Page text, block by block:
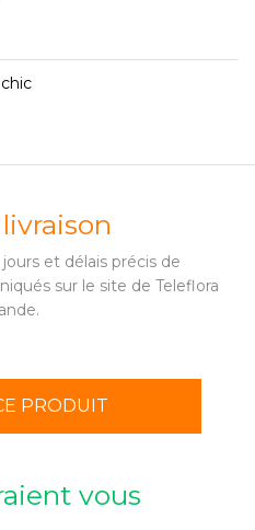
et délais précis de
sur le site de Teleflora
PRODUIT
vous